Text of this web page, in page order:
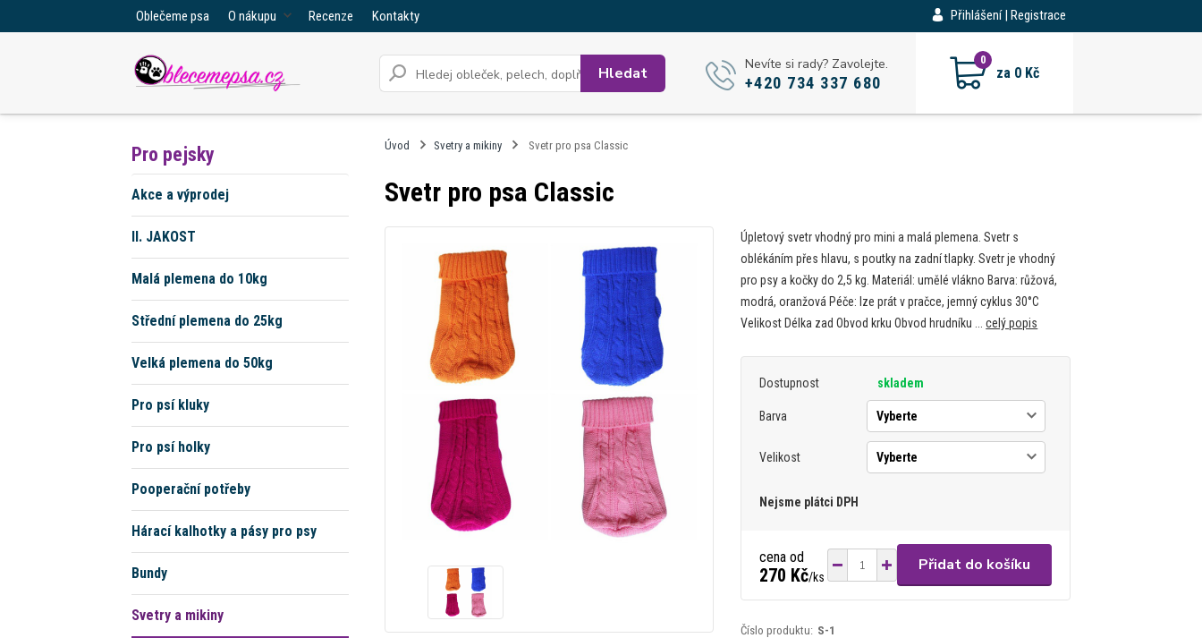
Oblečeme psa O nákupu Recenze Kontakty Přihlášení | Registrace
Hledat Nevíte si rady? Zavolejte.
+420 734 337 680
0
za 0 Kč
Pro pejsky
Akce a výprodej
II. JAKOST
Malá plemena do 10kg
Střední plemena do 25kg
Velká plemena do 50kg
Pro psí kluky
Pro psí holky
Pooperační potřeby
Hárací kalhotky a pásy pro psy
Bundy
Svetry a mikiny
Úvod Svetry a mikiny Svetr pro psa Classic
Svetr pro psa Classic
Úpletový svetr vhodný pro mini a malá plemena. Svetr s
oblékáním přes hlavu, s poutky na zadní tlapky. Svetr je vhodný
pro psy a kočky do 2,5 kg. Materiál: umělé vlákno Barva: růžová,
modrá, oranžová Péče: lze prát v pračce, jemný cyklus 30°C
Velikost Délka zad Obvod krku Obvod hrudníku ...celý popis
Dostupnost skladem
Barva
Velikost
Nejsme plátci DPH
cena od
270 Kč/ks
Přidat do košíku
Číslo produktu: S-1